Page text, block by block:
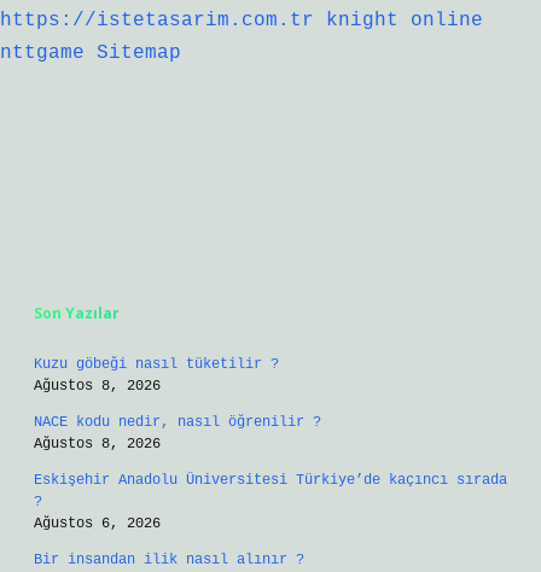
https://istetasarim.com.tr
knight online
nttgame
Sitemap
Son Yazılar
Kuzu göbeği nasıl tüketilir ?
Ağustos 8, 2026
NACE kodu nedir, nasıl öğrenilir ?
Ağustos 8, 2026
Eskişehir Anadolu Üniversitesi Türkiye’de kaçıncı sırada
?
Ağustos 6, 2026
Bir insandan ilik nasıl alınır ?